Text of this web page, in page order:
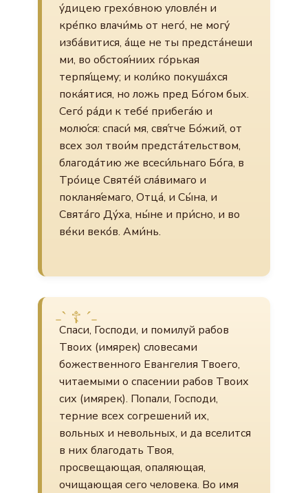
у́дицею грехо́вною уловле́н и
кре́пко влачи́мь от него́, не могу́
изба́витися, а́ще не ты предста́неши
ми, во обстоя́ниих го́рькая
терпя́щему; и коли́ко покуша́хся
пока́ятися, но ложь пред Бо́гом бых.
Сего́ ра́ди к тебе́ прибега́ю и
молю́ся: спаси́ мя, свя́тче Бо́жий, от
всех зол твои́м предста́тельством,
благода́тию же всеси́льнаго Бо́га, в
Тро́ице Святе́й сла́вимаго и
покланя́емаго, Отца́, и Сы́на, и
Свята́го Ду́ха, ны́не и при́сно, и во
ве́ки веко́в. Ами́нь.
Спаси, Господи, и помилуй рабов
Твоих (имярек) словесами
божественного Евангелия Твоего,
читаемыми о спасении рабов Твоих
сих (имярек). Попали, Господи,
терние всех согрешений их,
вольных и невольных, и да вселится
в них благодать Твоя,
просвещающая, опаляющая,
очищающая сего человека. Во имя